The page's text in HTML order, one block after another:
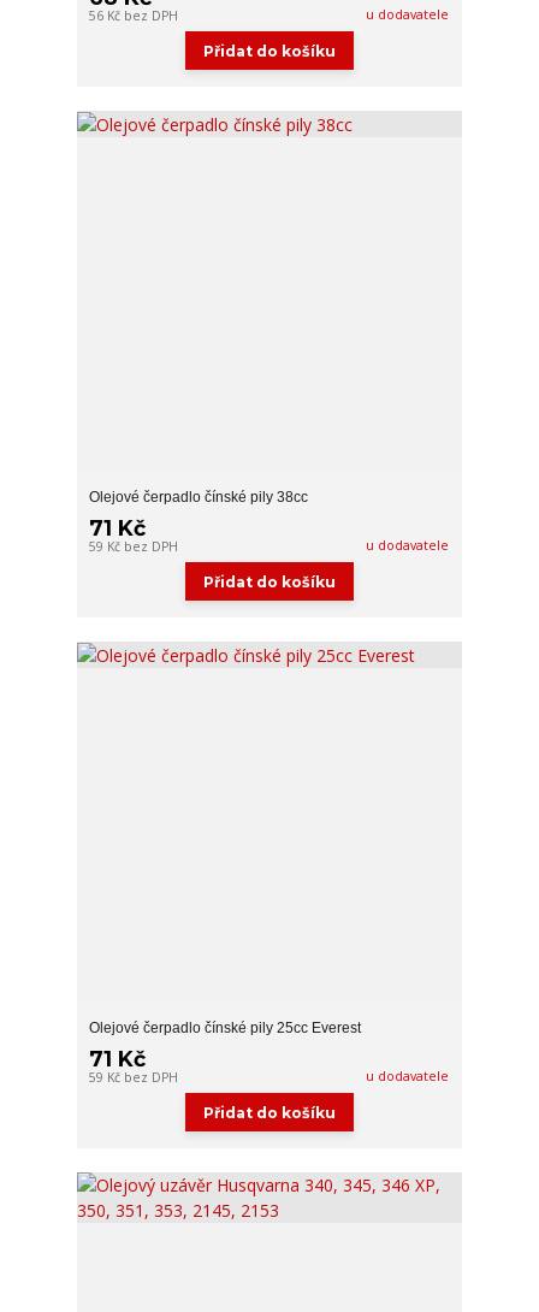
56 Kč bez DPH u dodavatele
Přidat do košíku
Olejové čerpadlo čínské pily 38cc
71 Kč
59 Kč bez DPH u dodavatele
Přidat do košíku
Olejové čerpadlo čínské pily 25cc Everest
71 Kč
59 Kč bez DPH u dodavatele
Přidat do košíku